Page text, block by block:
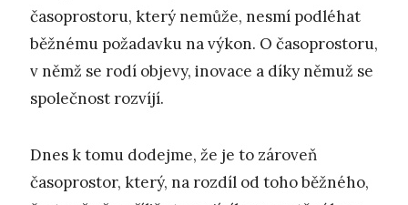
časoprostoru, který nemůže, nesmí podléhat
běžnému požadavku na výkon. O časoprostoru,
v němž se rodí objevy, inovace a díky němuž se
společnost rozvíjí.
Dnes k tomu dodejme, že je to zároveň
časoprostor, který, na rozdíl od toho běžného,